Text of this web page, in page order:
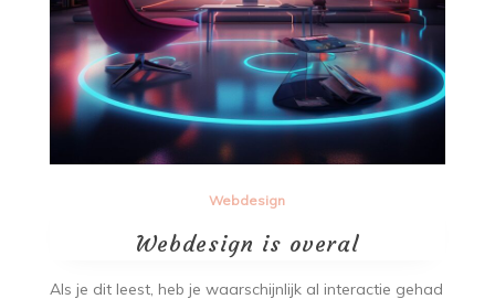
Webdesign
Webdesign is overal
Als je dit leest, heb je waarschijnlijk al interactie gehad